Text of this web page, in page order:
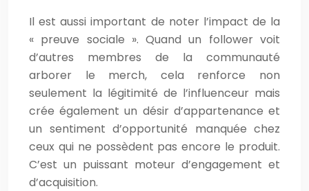
Il est aussi important de noter l’impact de la
« preuve sociale ». Quand un follower voit
d’autres membres de la communauté
arborer le merch, cela renforce non
seulement la légitimité de l’influenceur mais
crée également un désir d’appartenance et
un sentiment d’opportunité manquée chez
ceux qui ne possèdent pas encore le produit.
C’est un puissant moteur d’engagement et
d’acquisition.